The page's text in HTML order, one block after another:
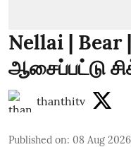
Nellai | Bear
ஆசைப்பட்டு
thanthitv
Published on: 08 Aug